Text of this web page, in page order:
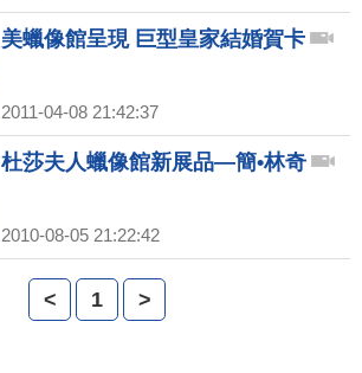
美蠟像館呈現 巨型皇家結婚賀卡
2011-04-08 21:42:37
杜莎夫人蠟像館新展品—簡•林奇
2010-08-05 21:22:42
< 1 >